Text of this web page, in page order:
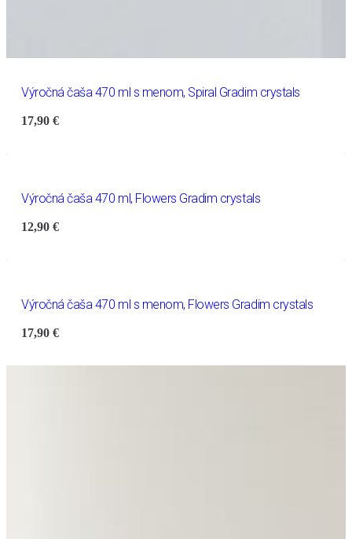
Výročná čaša 470 ml s menom, Spiral Gradim crystals
17,90€
Výročná čaša 470 ml, Flowers Gradim crystals
12,90€
Výročná čaša 470 ml s menom, Flowers Gradim crystals
17,90€